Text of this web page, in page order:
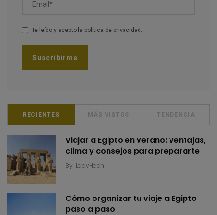
Email*
He leído y acepto la política de privacidad .
RECIENTES MÁS VISTOS TENDENCIA
Viajar a Egipto en verano: ventajas,
clima y consejos para prepararte
By LadyHachi
Cómo organizar tu viaje a Egipto
paso a paso